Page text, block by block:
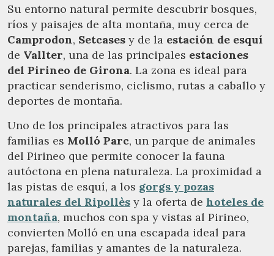
Su entorno natural permite descubrir bosques,
ríos y paisajes de alta montaña, muy cerca de
Camprodon, Setcases y de la estación de esquí
de Vallter, una de las principales estaciones
del Pirineo de Girona. La zona es ideal para
practicar senderismo, ciclismo, rutas a caballo y
deportes de montaña.
Uno de los principales atractivos para las
familias es Molló Parc, un parque de animales
del Pirineo que permite conocer la fauna
autóctona en plena naturaleza. La proximidad a
las pistas de esquí, a los gorgs y pozas
naturales del Ripollès y la oferta de hoteles de
montaña, muchos con spa y vistas al Pirineo,
convierten Molló en una escapada ideal para
parejas, familias y amantes de la naturaleza.